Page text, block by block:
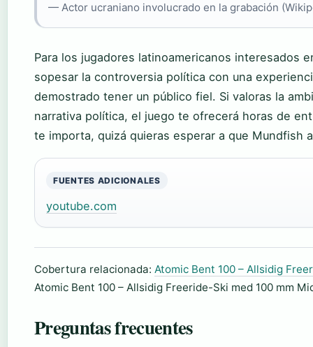
— Actor ucraniano involucrado en la grabación
Para los jugadores latinoamericanos interesados
sopesar la controversia política con una
demostrado tener un público fiel. Si valoras la
narrativa política, el juego te ofrecerá horas de
te importa, quizá quieras esperar a que Mundfish
FUENTES ADICIONALES
youtube.com
Cobertura relacionada: Atomic Bent 100 – Allsidig
Atomic Bent 100 – Allsidig Freeride-Ski med 100 mm
Preguntas frecuentes